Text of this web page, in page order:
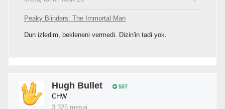
Peaky Blinders: The Immortal Man
Dun izledim, bekleneni vermedi. Dizin'in tadi yok.
Hugh Bullet 507
CHW
3.325 mesaj